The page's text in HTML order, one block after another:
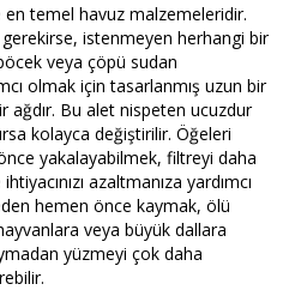
en temel havuz malzemeleridir.
istenmeyen herhangi bir
veya çöpü sudan
olmak için tasarlanmış uzun bir
ağdır. Bu alet nispeten ucuzdur
kolayca değiştirilir. Öğeleri
yakalayabilmek, filtreyi daha
azaltmanıza yardımcı
hemen önce kaymak, ölü
veya büyük dallara
yüzmeyi çok daha